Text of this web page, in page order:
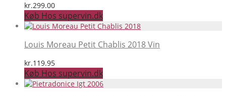
kr.299.00
Køb Hos supervin.dk
Louis Moreau Petit Chablis 2018 Vin
kr.119.95
Køb Hos supervin.dk